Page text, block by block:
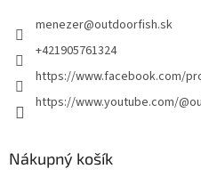
menezer@outdoorfish.sk
+421905761324
https://www.facebook.com/
https://www.youtube.com/
Nákupný košík